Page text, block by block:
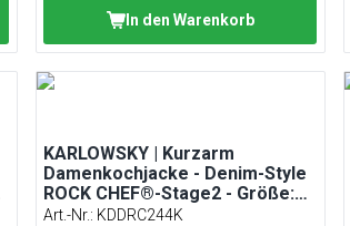
In den Warenkorb
KARLOWSKY | Kurzarm
Damenkochjacke - Denim-Style
ROCK CHEF®-Stage2 - Größe:
44
Art.-Nr.: KDDRC244K